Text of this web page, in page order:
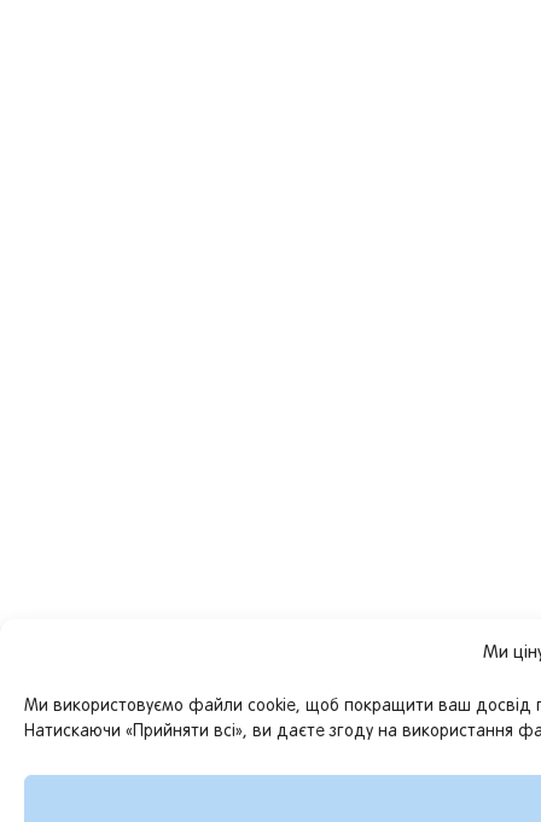
Ми
Ми використовуємо файли cookie, щоб покращити ваш досвід
Натискаючи «Прийняти всі», ви даєте згоду на використання